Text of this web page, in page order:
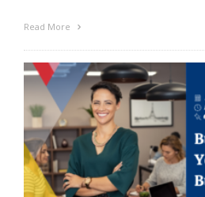
Read More